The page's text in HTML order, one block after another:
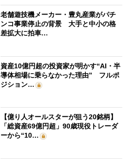
老舗遊技機メーカー・豊丸産業がパチ
ンコ事業停止の背景 大手と中小の格
差拡大に拍車…
資産10億円超の投資家が明かす“AI・半
導体相場に乗らなかった理由” フルポ
ジション…
【億り人オールスターが狙う20銘柄】
「総資産69億円超」90歳現役トレーダ
ーから“10…